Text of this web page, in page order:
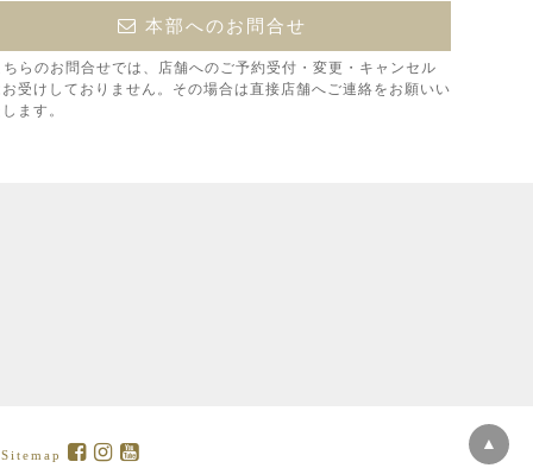
▲
本部へのお問合せ
らのお問合せでは、店舗へのご予約受付・変更・キャンセル
お受けしておりません。その場合は直接店舗へご連絡をお願いい
ます。
Sitemap